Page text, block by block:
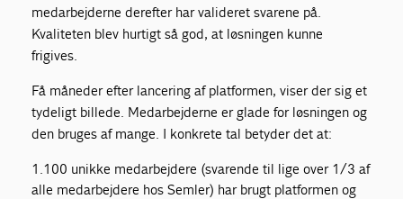
medarbejderne derefter har valideret svarene på.
Kvaliteten blev hurtigt så god, at løsningen kunne
frigives.
Få måneder efter lancering af platformen, viser der sig et
tydeligt billede. Medarbejderne er glade for løsningen og
den bruges af mange. I konkrete tal betyder det at:
1.100 unikke medarbejdere (svarende til lige over 1/3 af
alle medarbejdere hos Semler) har brugt platformen og